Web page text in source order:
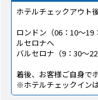
ホテルチェックアウト
ロンドン（06：10～
ルセロナへ
バルセロナ（9：30～
着後、お客様ご自身で
※ホテルチェックイン